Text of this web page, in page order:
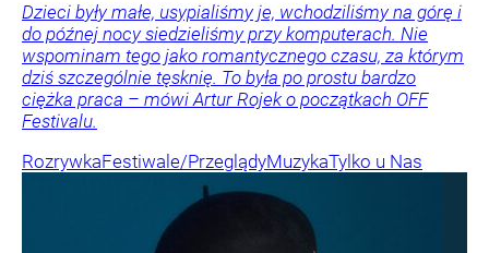
Dzieci były małe, usypialiśmy je, wchodziliśmy na górę i
do późnej nocy siedzieliśmy przy komputerach. Nie
wspominam tego jako romantycznego czasu, za którym
dziś szczególnie tęsknię. To była po prostu bardzo
ciężka praca – mówi Artur Rojek o początkach OFF
Festivalu.
RozrywkaFestiwale/PrzeglądyMuzykaTylko u Nas